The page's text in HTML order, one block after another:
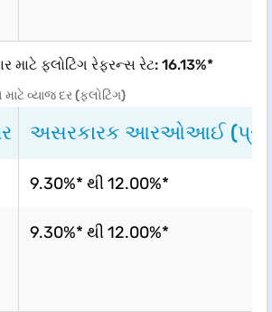
માટે ફ્લોટિંગ રેફરન્સ રેટ: 16.13%*
વ્યાજ દર (ફ્લોટિંગ)
અસરકારક આરઓઆઈ
9.30%* થી 12.00%*
9.30%* થી 12.00%*